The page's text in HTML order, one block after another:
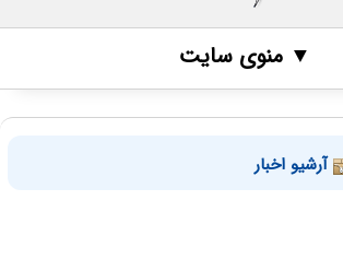
▼ منوی سایت
آرشیو اخبار